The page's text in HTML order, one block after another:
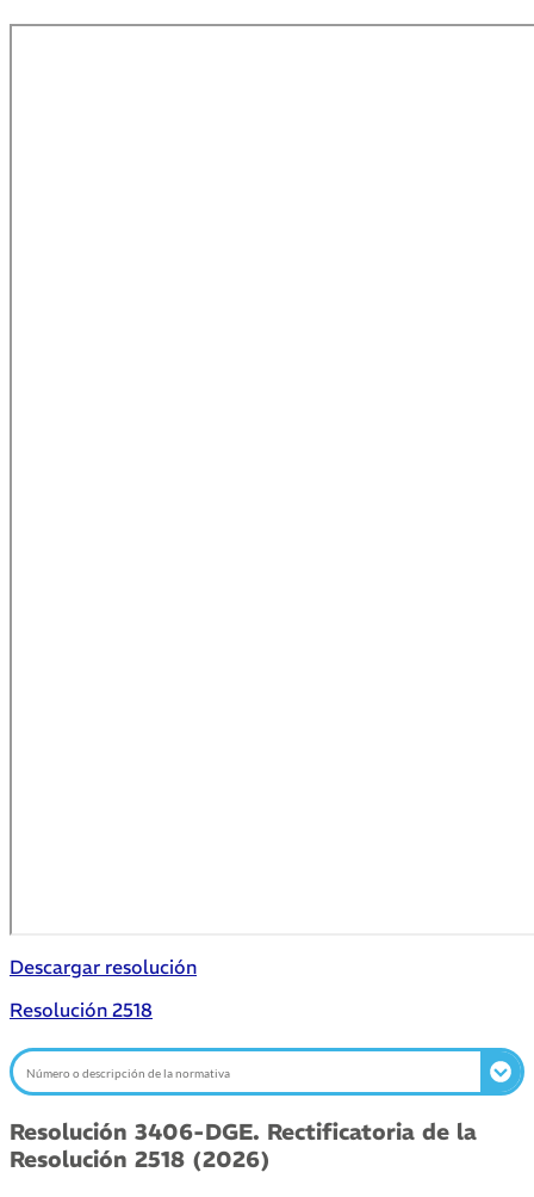
Descargar resolución
Resolución 2518
Resolución 3406-DGE. Rectificatoria de la
Resolución 2518 (2026)